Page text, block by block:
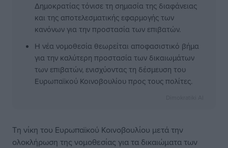
Δημοκρατίας τόνισε τη σημασία της διαφάνειας
και της αποτελεσματικής εφαρμογής των
κανόνων για την προστασία των επιβατών.
Η νέα νομοθεσία θεωρείται αποφασιστικό βήμα
για την καλύτερη προστασία των δικαιωμάτων
των επιβατών, ενισχύοντας τη δέσμευση του
Ευρωπαϊκού Κοινοβουλίου προς τους πολίτες.
Τη νίκη του Ευρωπαϊκού Κοινοβουλίου μετά την
ολοκλήρωση της νομοθεσίας για τα δικαιώματα των